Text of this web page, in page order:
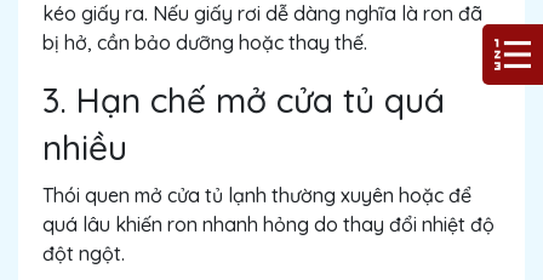
kéo giấy ra. Nếu giấy rơi dễ dàng nghĩa là ron đã
bị hở, cần bảo dưỡng hoặc thay thế.
3. Hạn chế mở cửa tủ quá
nhiều
Thói quen mở cửa tủ lạnh thường xuyên hoặc để
quá lâu khiến ron nhanh hỏng do thay đổi nhiệt độ
đột ngột.